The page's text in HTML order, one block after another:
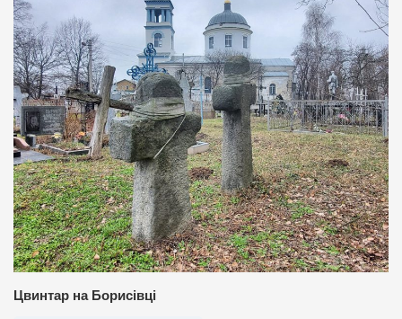
Цвинтар на Борисівці